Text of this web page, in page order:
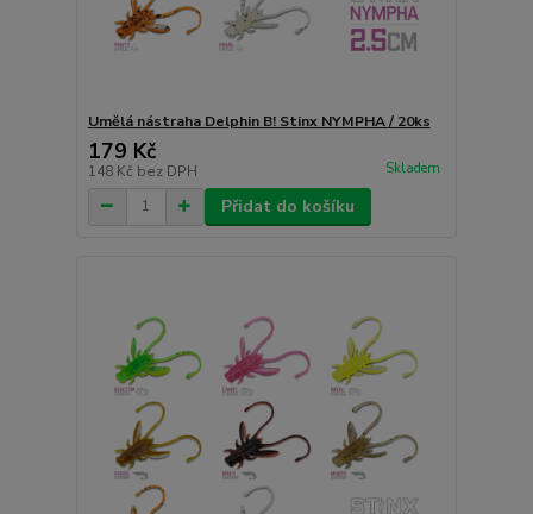
Umělá nástraha Delphin B! Stinx NYMPHA / 20ks
179 Kč
148 Kč bez DPH Skladem
Přidat do košíku